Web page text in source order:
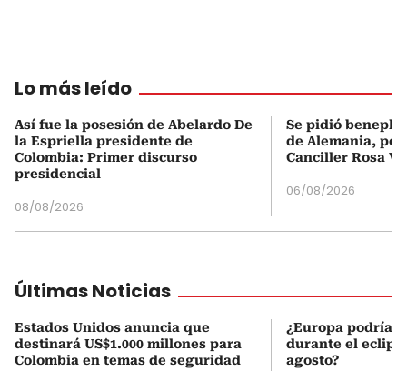
Lo más leído
Así fue la posesión de Abelardo De
la Espriella presidente de
Colombia: Primer discurso
presidencial
08/08/2026
Se pidió
de Alemania,
Canciller Rosa
06/08/2026
Últimas Noticias
Estados Unidos anuncia que
destinará US$1.000 millones para
Colombia en temas de seguridad
¿Europa podría
durante el
agosto?